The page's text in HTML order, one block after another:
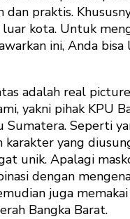
dan praktis.
kota. Untuk
ini, Anda
adalah real
yakni pihak KPU
Sumatera. Seperti
karakter yang
unik. Apalagi
dengan
juga
Bangka Barat.